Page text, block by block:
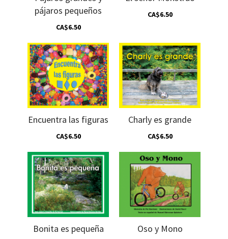
pájaros pequeños
CA$6.50
CA$6.50
Encuentra las figuras
CA$6.50
Charly es grande
CA$6.50
Bonita es pequeña Oso y Mono